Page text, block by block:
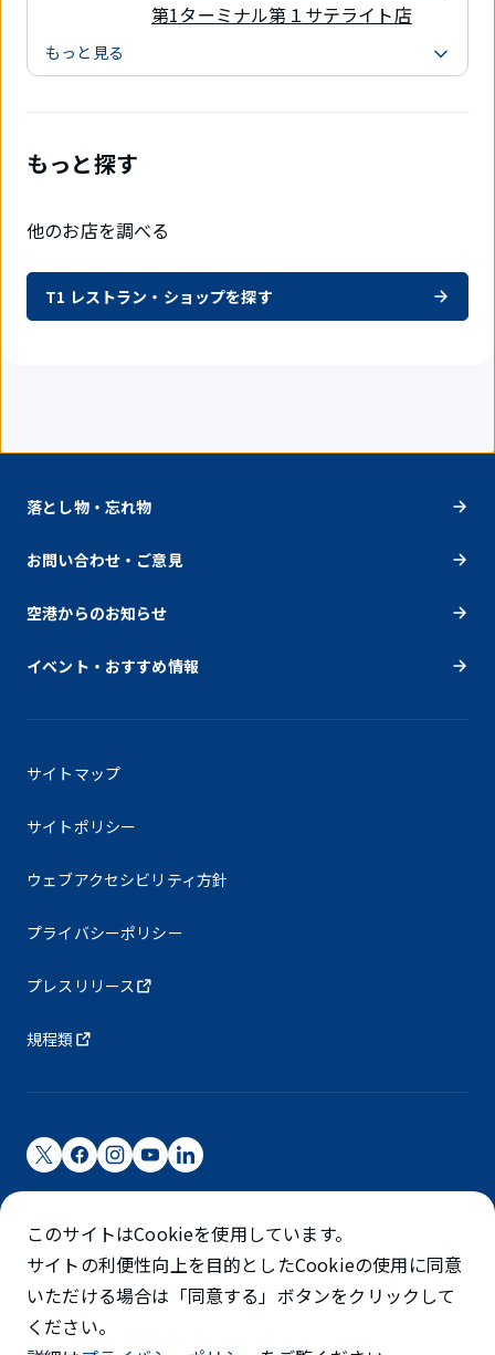
第1ターミナル第１サテライト店
もっと見る
もっと探す
他のお店を調べる
T1 レストラン・ショップを探す
落とし物・忘れ物
お問い合わせ・ご意見
空港からのお知らせ
イベント・おすすめ情報
サイトマップ
サイトポリシー
ウェブアクセシビリティ方針
プライバシーポリシー
プレスリリース
規程類
成田国際空港株式会社
成田国際空港は成田国際空港㈱（NAA）が運営しています
©NARITA INTERNATIONAL AIRPORT CORPORATION
SKYTRAX
このサイトはCookieを使用しています。
サイトの利便性向上を目的としたCookieの使用に同意
いただける場合は「同意する」ボタンをクリックして
ください。